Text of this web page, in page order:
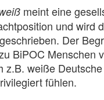
meint eine
und wird
Der
BiPOC Menschen
z.B. weiße
fühlen.